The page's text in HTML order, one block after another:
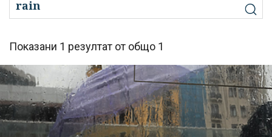
Показани 1 резултат от общо 1